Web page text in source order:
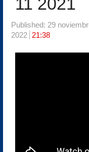
Published: 29
2022
21:38